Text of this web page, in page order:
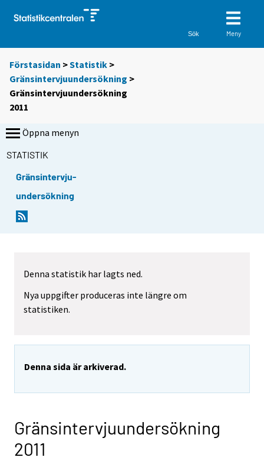
Sök Meny
Förstasidan >Statistik >
Gränsintervjuundersökning >
Gränsintervjuundersökning
2011
Öppna menyn
STATISTIK
Gränsintervju-
undersökning
Denna statistik har lagts ned.
Nya uppgifter produceras inte längre om
statistiken.
Denna sida är arkiverad.
Gränsintervjuundersökning
2011